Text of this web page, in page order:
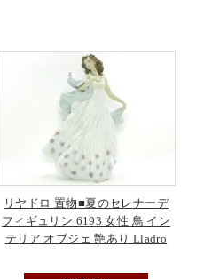
リヤドロ 置物■夏のセレナーデ
フィギュリン 6193 女性 鳥 イン
テリア オブジェ 艶あり Lladro